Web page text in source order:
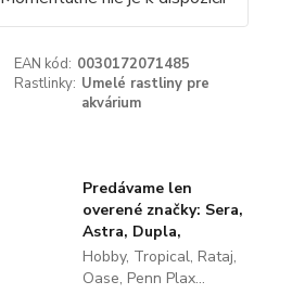
EAN kód: 0030172071485
Rastlinky: Umelé rastliny pre
akvárium
Predávame len
overené značky: Sera,
Astra, Dupla,
Hobby, Tropical, Rataj,
Oase, Penn Plax...